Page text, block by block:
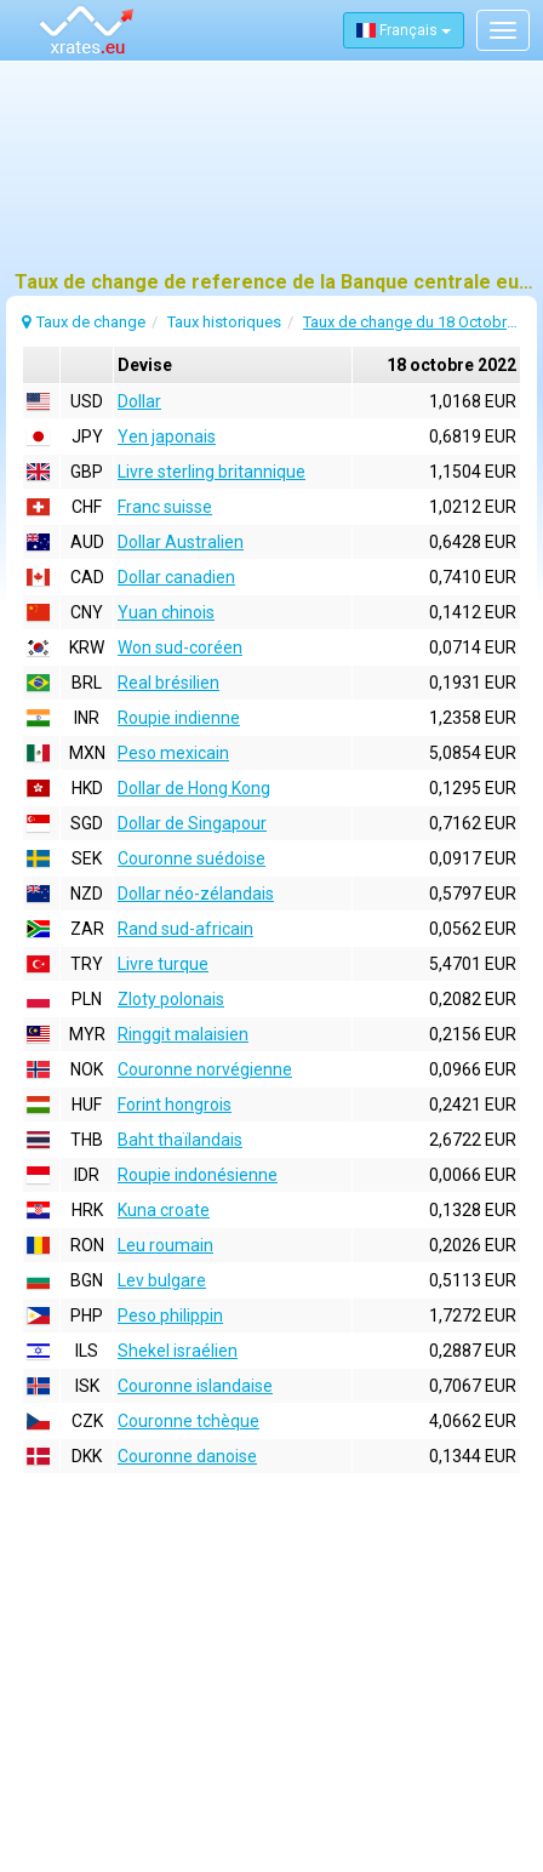
Français
Taux de change de reference de la Banque centrale europeenne (BCE) pour 18 octobre 2022
Taux de change Taux historiques Taux de change du 18 Octobre 2022
Devise
18 octobre 2022
USD
Dollar
1,0168 EUR
JPY
Yen japonais
0,6819 EUR
GBP
Livre sterling britannique
1,1504 EUR
CHF
Franc suisse
1,0212 EUR
AUD
Dollar Australien
0,6428 EUR
CAD
Dollar canadien
0,7410 EUR
CNY
Yuan chinois
0,1412 EUR
KRW
Won sud-coréen
0,0714 EUR
BRL
Real brésilien
0,1931 EUR
INR
Roupie indienne
1,2358 EUR
MXN
Peso mexicain
5,0854 EUR
HKD
Dollar de Hong Kong
0,1295 EUR
SGD
Dollar de Singapour
0,7162 EUR
SEK
Couronne suédoise
0,0917 EUR
NZD
Dollar néo-zélandais
0,5797 EUR
ZAR
Rand sud-africain
0,0562 EUR
TRY
Livre turque
5,4701 EUR
PLN
Zloty polonais
0,2082 EUR
MYR
Ringgit malaisien
0,2156 EUR
NOK
Couronne norvégienne
0,0966 EUR
HUF
Forint hongrois
0,2421 EUR
THB
Baht thaïlandais
2,6722 EUR
IDR
Roupie indonésienne
0,0066 EUR
HRK
Kuna croate
0,1328 EUR
RON
Leu roumain
0,2026 EUR
BGN
Lev bulgare
0,5113 EUR
PHP
Peso philippin
1,7272 EUR
ILS
Shekel israélien
0,2887 EUR
ISK
Couronne islandaise
0,7067 EUR
CZK
Couronne tchèque
4,0662 EUR
DKK
Couronne danoise 0,1344 EUR